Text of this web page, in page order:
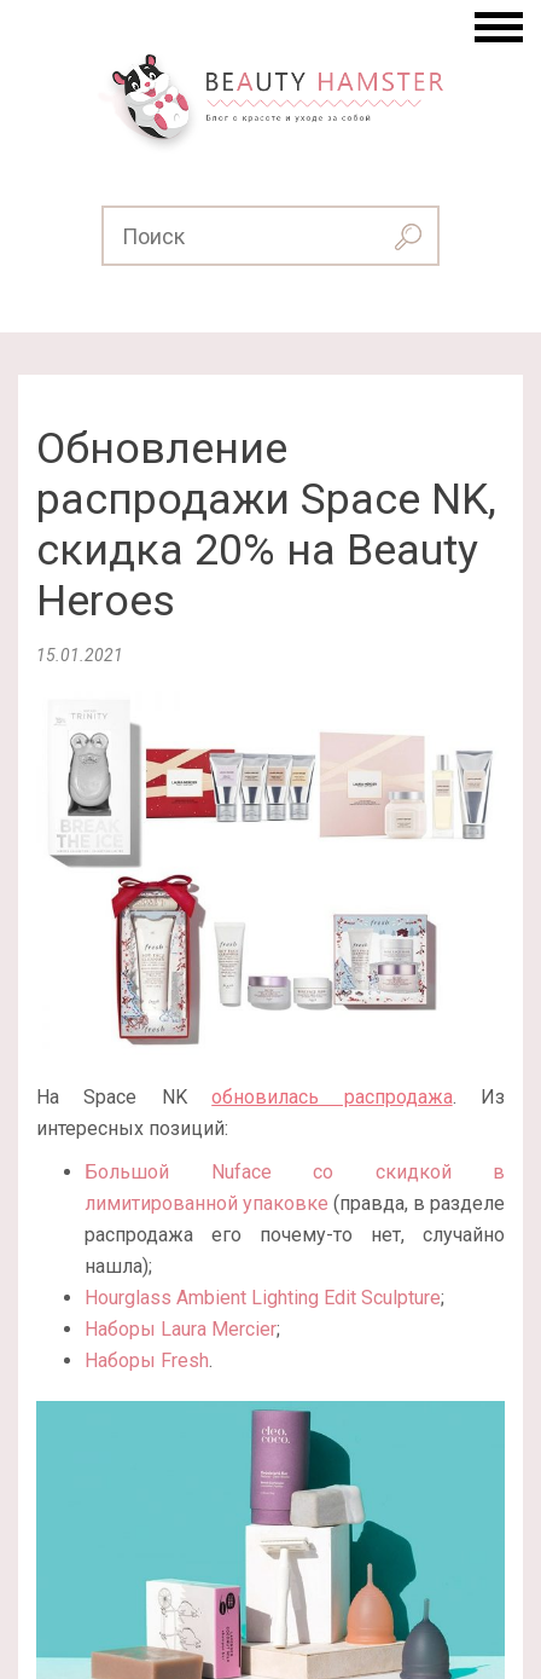
Обновление
распродажи Space NK,
скидка 20% на Beauty
Heroes
15.01.2021
На Space NKобновилась распродажа. Из
интересных позиций:
Большой Nuface со скидкой в
лимитированной упаковке (правда, в разделе
распродажа его почему-то нет, случайно
нашла);
Hourglass Ambient Lighting Edit Sculpture;
Наборы Laura Mercier;
Наборы Fresh.